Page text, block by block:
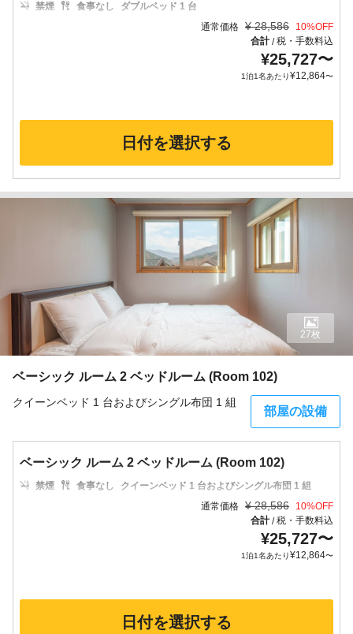
禁煙 食事なし
ダブルベッド 1 台
通常価格 ¥ 28,586 10%OFF
合計/税・手数料込
¥25,727〜
1泊1名あたり¥12,864〜
日付を選択する
ベーシック ルーム 2 ベッドルーム (Room 102)
クイーンベッド 1 台およびシングル布団 1 組
部屋の設備
27枚
ベーシック ルーム 2 ベッドルーム (Room 102)
禁煙 食事なし
クイーンベッド 1 台およびシングル布団 1 組
通常価格 ¥ 28,586 10%OFF
合計/税・手数料込
¥25,727〜
1泊1名あたり¥12,864〜
日付を選択する